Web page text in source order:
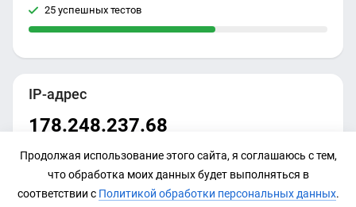
IP-адрес
178.248.237.68
25 успешных тестов
Продолжая использование этого сайта, я соглашаюсь с тем,
что обработка моих данных будет выполняться в
соответствии с Политикой обработки персональных данных.